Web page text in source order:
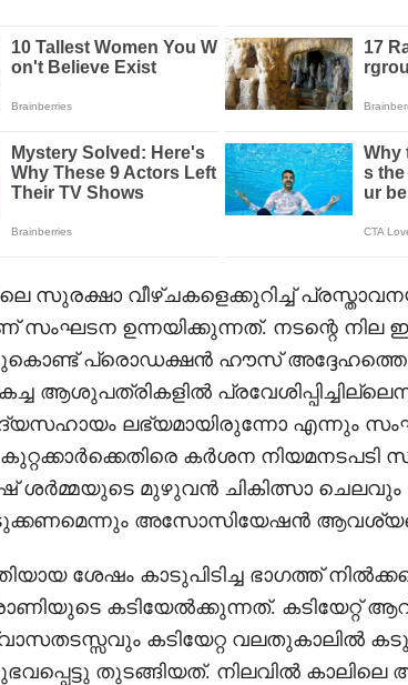
സുരക്ഷാ വീഴ്ചകളെക്കുറിച്ച്
സംഘടന ഉന്നയിക്കുന്നത്. നടന്റെ
പ്രൊഡക്ഷൻ ഹൗസ്
ആശുപത്രികളിൽ
ലഭ്യമായിരുന്നോ എന്നും
കർശന നിയമനടപടി
ശർമ്മയുടെ മുഴുവൻ ചികിത്സാ
അസോസിയേഷൻ
ശേഷം കാടുപിടിച്ച ഭാഗത്ത്
കടിയേൽക്കുന്നത്. കടിയേറ്റ്
കടിയേറ്റ വലതുകാലിൽ
തുടങ്ങിയത്. നിലവിൽ